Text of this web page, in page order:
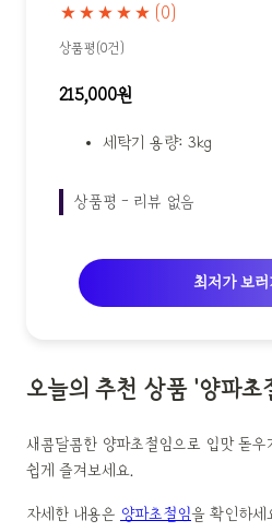
★★★★★ (0)
상품평(0건)
215,000원
세탁기 용량: 3kg
상품평 - 리뷰 없음
최저가 보러
오늘의 추천 상품 '양파
새콤달콤한 양파초절임으로 입맛 돋
쉽게 즐겨보세요.
자세한 내용은 양파초절임을 확인하세